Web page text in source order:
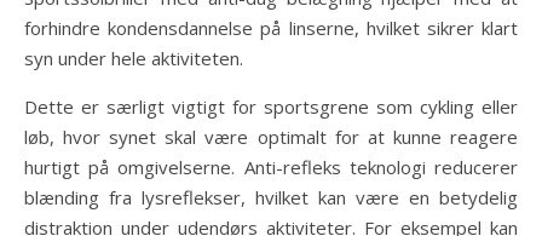
forhindre kondensdannelse på linserne, hvilket sikrer klart
syn under hele aktiviteten.
Dette er særligt vigtigt for sportsgrene som cykling eller
løb, hvor synet skal være optimalt for at kunne reagere
hurtigt på omgivelserne. Anti-refleks teknologi reducerer
blænding fra lysreflekser, hvilket kan være en betydelig
distraktion under udendørs aktiviteter. For eksempel kan